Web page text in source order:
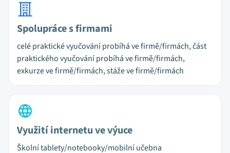
Spolupráce s firmami
celé praktické vyučování probíhá ve firmě/firmách, část
praktického vyučování probíhá ve firmě/firmách,
exkurze ve firmě/firmách, stáže ve firmě/firmách
Využití internetu ve výuce
Školní tablety/notebooky/mobilní učebna